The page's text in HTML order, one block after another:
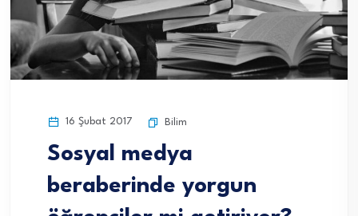
16 Şubat 2017 Bilim
Sosyal medya
beraberinde yorgun